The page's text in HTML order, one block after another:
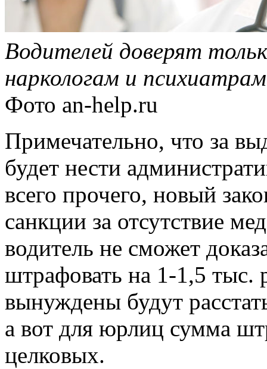
Водителей доверят
наркологам и психиатрам
Фото an-help.ru
Примечательно, что за
будет нести
всего прочего, новый
санкции за отсутствие
водитель не сможет
штрафовать на 1-1,5
вынуждены будут
а вот для юрлиц сумма
целковых.